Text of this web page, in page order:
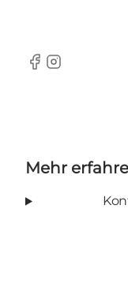
Facebook
Instagram
Mehr